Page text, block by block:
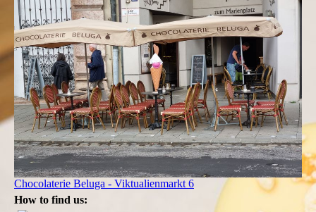
Chocolaterie Beluga - Viktualienmarkt 6
How to find us: